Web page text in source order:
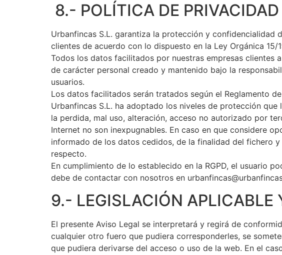
8.- POLÍTICA DE
Urbanfincas S.L. garantiza la protección y confidencialidad
clientes de acuerdo con lo dispuesto en la Ley Orgánica
Todos los datos facilitados por nuestras empresas clientes
de carácter personal creado y mantenido bajo la
usuarios.
Los datos facilitados serán tratados según el Reglamento
Urbanfincas S.L. ha adoptado los niveles de protección
la perdida, mal uso, alteración, acceso no autorizado por
Internet no son inexpugnables. En caso en que considere
informado de los datos cedidos, de la finalidad del fichero
respecto.
En cumplimiento de lo establecido en la RGPD, el usuario
debe de contactar con nosotros en
9.- LEGISLACIÓN APLICABLE
El presente Aviso Legal se interpretará y regirá de
cualquier otro fuero que pudiera corresponderles, se
que pudiera derivarse del acceso o uso de la web. En el